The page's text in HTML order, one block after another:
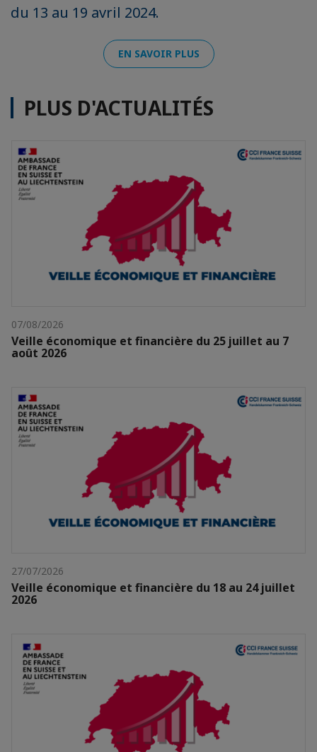
du 13 au 19 avril 2024.
EN SAVOIR PLUS
PLUS D'ACTUALITÉS
07/08/2026
Veille économique et financière du 25 juillet au 7
août 2026
27/07/2026
Veille économique et financière du 18 au 24 juillet
2026